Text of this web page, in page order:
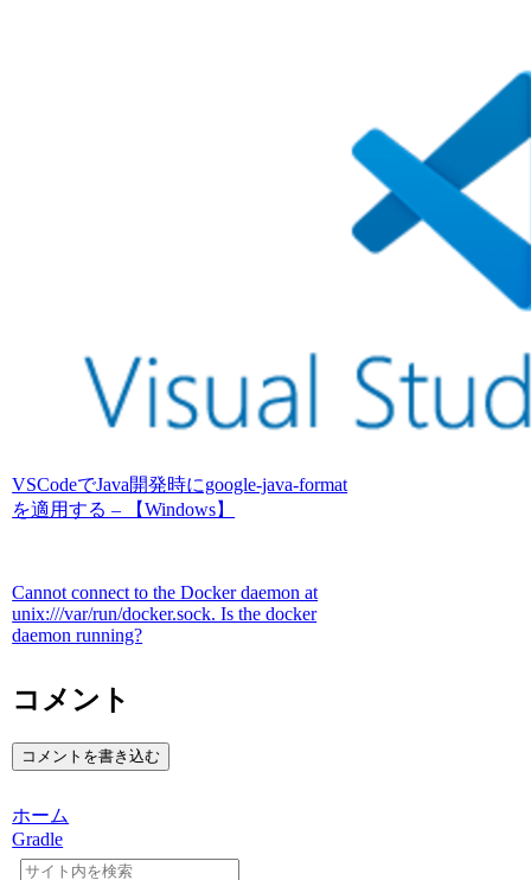
VSCodeでJava開発時にgoogle-java-format
を適用する – 【Windows】
Cannot connect to the Docker daemon at
unix:///var/run/docker.sock. Is the docker
daemon running?
コメント
コメントを書き込む
ホーム
Gradle